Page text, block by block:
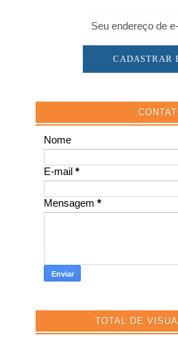
Nome
E-mail*
Mensagem*
TOTAL DE